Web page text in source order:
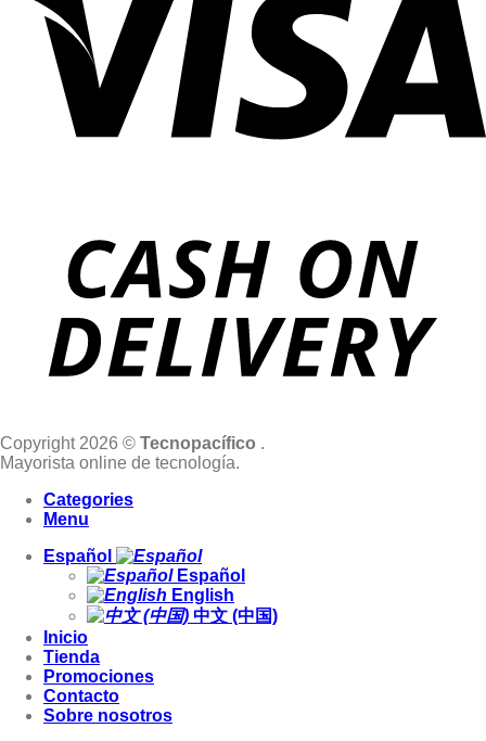
Copyright 2026 © Tecnopacífico .
Mayorista online de tecnología.
Categories
Menu
Español
Español
English
中文 (中国)
Inicio
Tienda
Promociones
Contacto
Sobre nosotros